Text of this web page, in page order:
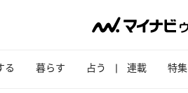
る 暮らす 占う 連載 特集